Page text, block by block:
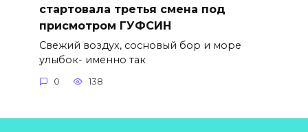
стартовала третья смена под
присмотром ГУФСИН
Свежий воздух, сосновый бор и море
улыбок- именно так
0 138